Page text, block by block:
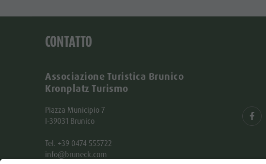
CONTATTO
Associazione Turistica Brunico
Kronplatz Turismo
Piazza Municipio 7
I-39031 Brunico
Tel. +39 0474 555722
info@bruneck.com